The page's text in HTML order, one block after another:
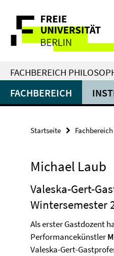
direkt
Inhalt
Service-
Navigation
FACHBEREICH
FACHBEREICH
Startseite Fachbereich
Michael Laub
Valeska-Gert-
Wintersemester
Als erster Gastdozent
Performancekünstler
Valeska-Gert-